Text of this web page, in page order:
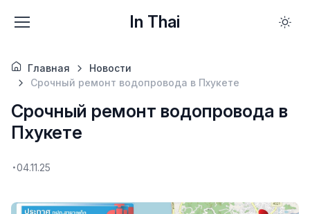
In Thai
Главная
Новости
Срочный ремонт водопровода в Пхукете
Срочный ремонт водопровода в
Пхукете
04.11.25